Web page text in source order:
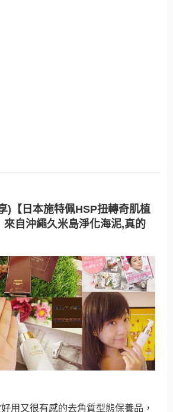
)【日本施特佩HSP扭轉奇肌植
來自沖繩久米島淨化海泥,真的
用又很有感的去角質型態保養品，